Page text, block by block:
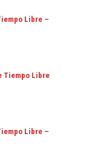
Libre –
Tiempo Libre
Libre –